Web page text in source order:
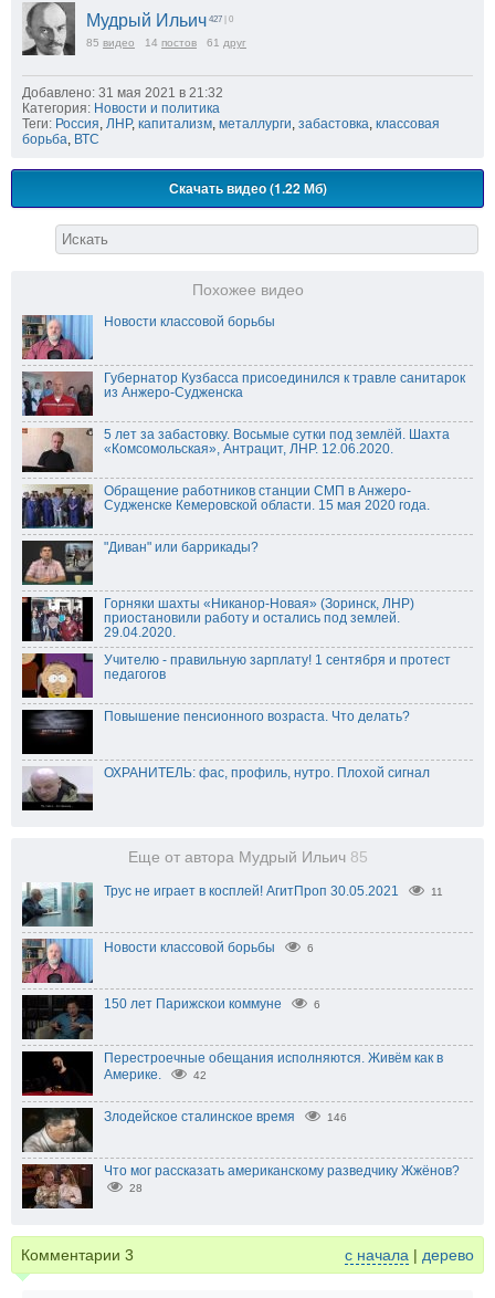
Мудрый Ильич 427 | 0
85 видео 14 постов 61 друг
Добавлено: 31 мая 2021 в 21:32
Категория: Новости и политика
Теги: Россия, ЛНР, капитализм, металлурги, забастовка, классовая
борьба, ВТС
Скачать видео (1.22 Мб)
Похожее видео
Новости классовой борьбы
Губернатор Кузбасса присоединился к травле санитарок
из Анжеро-Судженска
5 лет за забастовку. Восьмые сутки под землёй. Шахта
«Комсомольская», Антрацит, ЛНР. 12.06.2020.
Обращение работников станции СМП в Анжеро-
Судженске Кемеровской области. 15 мая 2020 года.
"Диван" или баррикады?
Горняки шахты «Никанор-Новая» (Зоринск, ЛНР)
приостановили работу и остались под землей.
29.04.2020.
Учителю - правильную зарплату! 1 сентября и протест
педагогов
Повышение пенсионного возраста. Что делать?
ОХРАНИТЕЛЬ: фас, профиль, нутро. Плохой сигнал
Еще от автора Мудрый Ильич 85
Трус не играет в косплей! АгитПроп 30.05.2021 11
Новости классовой борьбы 6
150 лет Парижскои коммуне 6
Перестроечные обещания исполняются. Живём как в
Америке.
42
Злодейское сталинское время 146
Что мог рассказать американскому разведчику Жжёнов?
28
Комментарии 3 с начала | дерево